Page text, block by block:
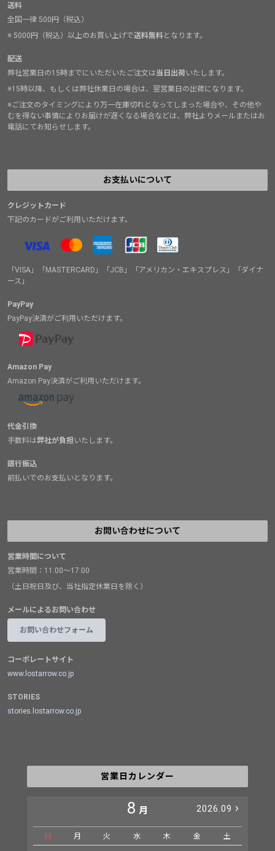
送料
全国一律 500円（税込）
※ 5000円（税込）以上のお買い上げで送料無料となります。
配送
弊社営業日の15時までにいただいたご注文は当日出荷いたします。
※15時以降、もしくは弊社休業日の場合は、翌営業日の出荷になります。
※ご注文のタイミングにより万一在庫切れとなってしまった場合や、その他や
むを得ない事情によりお届けが遅くなる場合などは、弊社よりメールまたはお
電話にてお知らせします。
お支払いについて
クレジットカード
下記のカードがご利用いただけます。
「VISA」「MASTERCARD」「JCB」「アメリカン・エキスプレス」「ダイナ
ース」
PayPay
PayPay決済がご利用いただけます。
Amazon Pay
Amazon Pay決済がご利用いただけます。
代金引換
手数料は弊社が負担 いたします。
銀行振込
前払いでのお支払いとなります。
お問い合わせについて
営業時間について
営業時間：11:00～17:00
（土日祝日及び、当社指定休業日を除く）
メールによるお問い合わせ
お問い合わせフォーム
コーポレートサイト
www.lostarrow.co.jp
STORIES
stories.lostarrow.co.jp
営業日カレンダー
8 月 2026.09
日 月 火 水 木 金 土